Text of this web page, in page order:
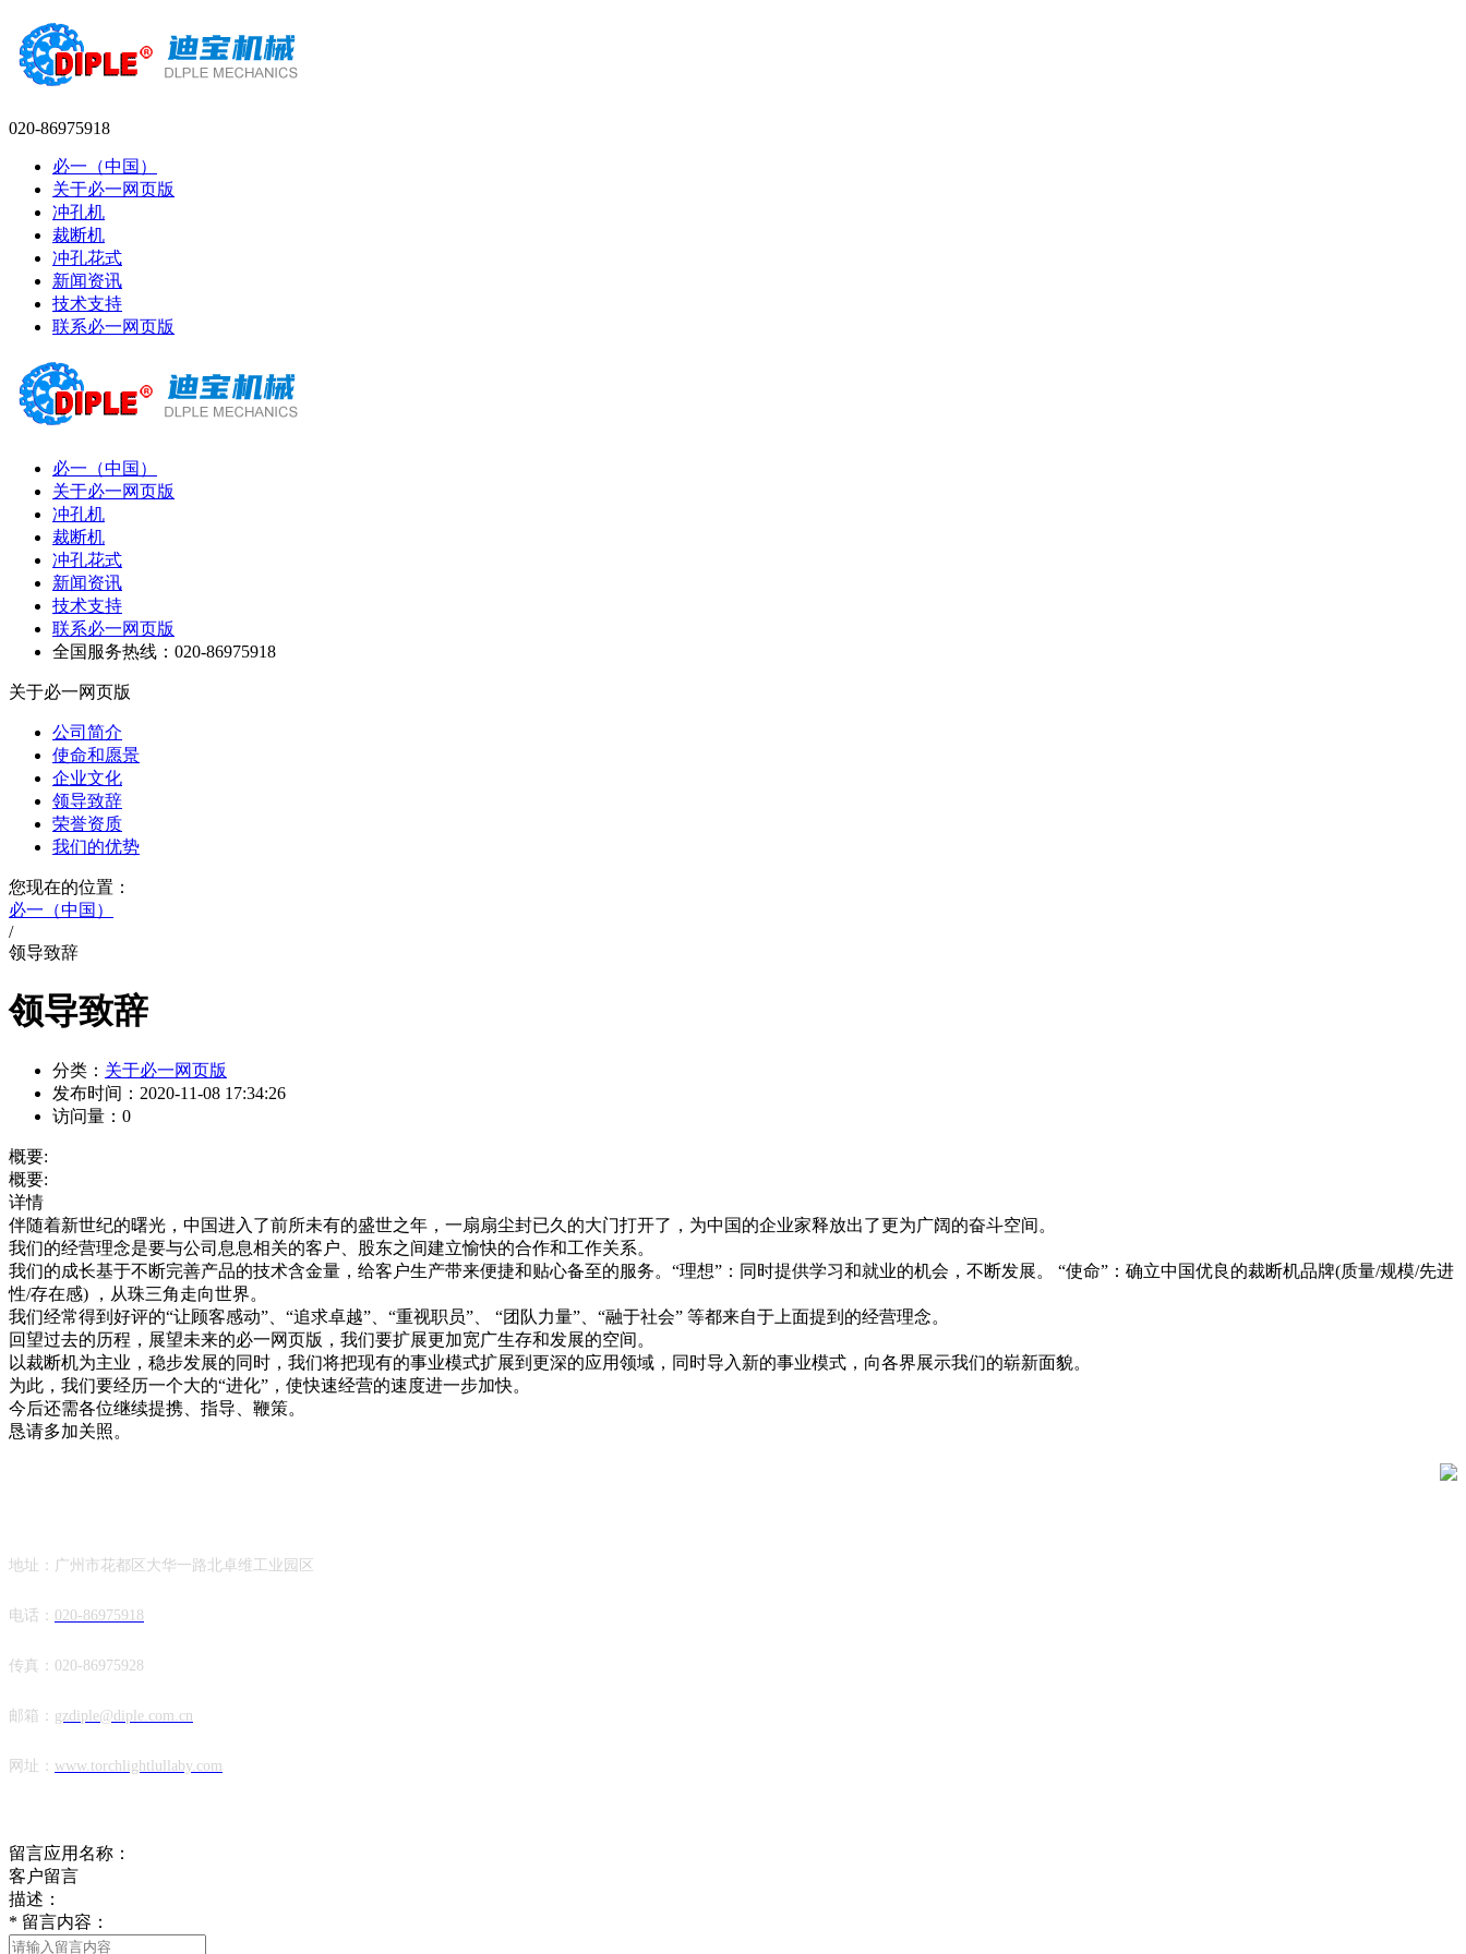
020-86975918
必一（中国）
关于必一网页版
冲孔机
裁断机
冲孔花式
新闻资讯
技术支持
联系必一网页版
必一（中国）
关于必一网页版
冲孔机
裁断机
冲孔花式
新闻资讯
技术支持
联系必一网页版
全国服务热线：020-86975918
关于必一网页版
公司简介
使命和愿景
企业文化
领导致辞
荣誉资质
我们的优势
您现在的位置：
必一（中国）
/
领导致辞
领导致辞
分类： 关于必一网页版
发布时间： 2020-11-08 17:34:26
访问量： 0
概要:
概要:
详情
伴随着新世纪的曙光，中国进入了前所未有的盛世之年，一扇扇尘封已久的大门打开了，为中国的企业家释放出了更为广阔的奋斗空间。
我们的经营理念是要与公司息息相关的客户、股东之间建立愉快的合作和工作关系。
我们的成长基于不断完善产品的技术含金量，给客户生产带来便捷和贴心备至的服务。“理想”：同时提供学习和就业的机会，不断发展。 “使命”：确立中国优良的裁断机品牌(质量/规模/先进
性/存在感) ，从珠三角走向世界。
我们经常得到好评的“让顾客感动”、“追求卓越”、“重视职员”、 “团队力量”、“融于社会” 等都来自于上面提到的经营理念。
回望过去的历程，展望未来的必一网页版，我们要扩展更加宽广生存和发展的空间。
以裁断机为主业，稳步发展的同时，我们将把现有的事业模式扩展到更深的应用领域，同时导入新的事业模式，向各界展示我们的崭新面貌。
为此，我们要经历一个大的“进化”，使快速经营的速度进一步加快。
今后还需各位继续提携、指导、鞭策。
恳请多加关照。
地址：广州市花都区大华一路北卓维工业园区
电话： 020-86975918
传真：020-86975928
邮箱： gzdiple@diple.com.cn
网址： www.torchlightlullaby.com
留言应用名称：
客户留言
描述：
* 留言内容：